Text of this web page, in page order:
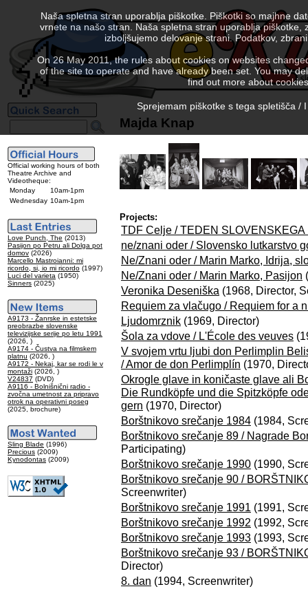
Official working hours of both
Theatre Archive and
Videotheque:
Monday
10am-1pm
Wednesday 10am-1pm
Love Punch, The (2013)
Pasijon po Petru ali Dolga pot
domov (2026)
Marcello Mastroianni: mi
ricordo, si, io mi ricordo (1997)
Luci del varieta (1950)
Sinners (2025)
A9173 - Žanrske in estetske
preobrazbe slovenske
televizijske serije po letu 1991
(2026, )
A9174 - Čustva na filmskem
platnu (2026, )
A9172 - Nekaj, kar se rodi le v
montaži (2026, )
V24837 (DVD)
A9116 - Bolnišnični radio -
zvočna umetnost za pripravo
otrok na operativni poseg
(2025, brochure)
Sling Blade (1996)
Precious (2009)
Kynodontas (2009)
Majda Knap
Projects:
TDF Celje / TEDEN SLOVENSKEGA
ne/znani oder / Slovensko lutkarstvo
Ne/Znani oder / Marin Marko, Idrija,
Ne/Znani oder / Marin Marko, Pasijon
Veronika Deseniška (1968, Director,
Requiem za vlačugo / Requiem for a
Ljudomrznik (1969, Director)
Šola za vdove / L'École des veuves
V svojem vrtu ljubi don Perlimplin
/ Amor de don Perlimplí­n (1970,
Okrogle glave in koničaste glave ali
Die Rundköpfe und die Spitzköpfe
gern (1970, Director)
Borštnikovo srečanje 1984 (1984,
Borštnikovo srečanje 89 / Nagrade
Participating)
Borštnikovo srečanje 1990 (1990,
Borštnikovo srečanje 90 /
Screenwriter)
Borštnikovo srečanje 1991 (1991,
Borštnikovo srečanje 1992 (1992,
Borštnikovo srečanje 1993 (1993,
Borštnikovo srečanje 93 /
Director)
8. dan (1994, Screenwriter)
Naša spletna stran uporablja piškotke. Piškotki so majhne
vrnete na našo stran. Naša spletna stran uporablja
izboljšujemo delovanje strani. Podatkov,
On 26 May 2011, the rules about cookies on websites
of the site to operate and have already been set. You may
find out more about
Sprejemam piškotke s tega spletišča /